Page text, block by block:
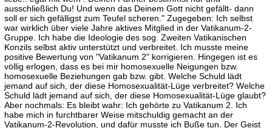
ausschließlich Du! Und wenn das Deinem Gott nicht gefällt- dann
soll er sich gefälligst zum Teufel scheren." Zugegeben: Ich selbst
war wirklich über viele Jahre aktives Mitglied in der Vatikanum-2-
Gruppe. Ich habe die Ideologie des sog. Zweiten Vatikanischen
Konzils selbst aktiv unterstützt und verbreitet. Ich musste meine
positive Bewertung von "Vatikanum 2" korrigieren. Hingegen ist es
völlig erlogen, dass es bei mir homosexuelle Neigungen bzw.
homosexuelle Beziehungen gab bzw. gibt. Welche Schuld lädt
jemand auf sich, der diese Homosexualität-Lüge verbreitet? Welche
Schuld lädt jemand auf sich, der diese Homosexualität-Lüge glaubt?
Aber nochmals: Es bleibt wahr: Ich gehörte zu Vatikanum 2. Ich
habe mich in furchtbarer Weise mitschuldig gemacht an der
Vatikanum-2-Revolution, und dafür musste ich Buße tun. Der Geist